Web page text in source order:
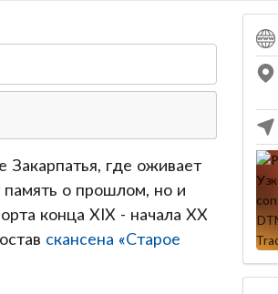
Закарпатья, где оживает
память о прошлом, но и
конца XIX - начала XX
скансена «Старое